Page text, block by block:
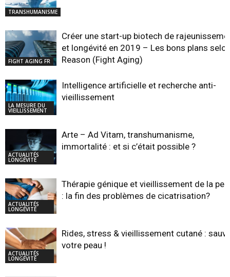
TRANSHUMANISME
FIGHT AGING FR
Créer une start-up biotech de
et longévité en 2019 – Les bons plans
Reason (Fight Aging)
LA MESURE DU
VIEILLISSEMENT
Intelligence artificielle et recherche anti-
vieillissement
ACTUALITÉS
LONGÉVITÉ
Arte – Ad Vitam, transhumanisme,
immortalité : et si c’était possible ?
ACTUALITÉS
LONGÉVITÉ
Thérapie génique et vieillissement de la
: la fin des problèmes de cicatrisation?
ACTUALITÉS
LONGÉVITÉ
Rides, stress & vieillissement cutané :
votre peau !